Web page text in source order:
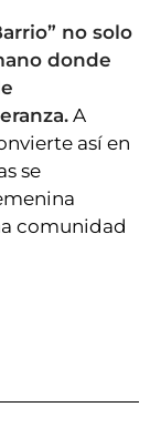
no solo
donde
A
así en
se
comunidad